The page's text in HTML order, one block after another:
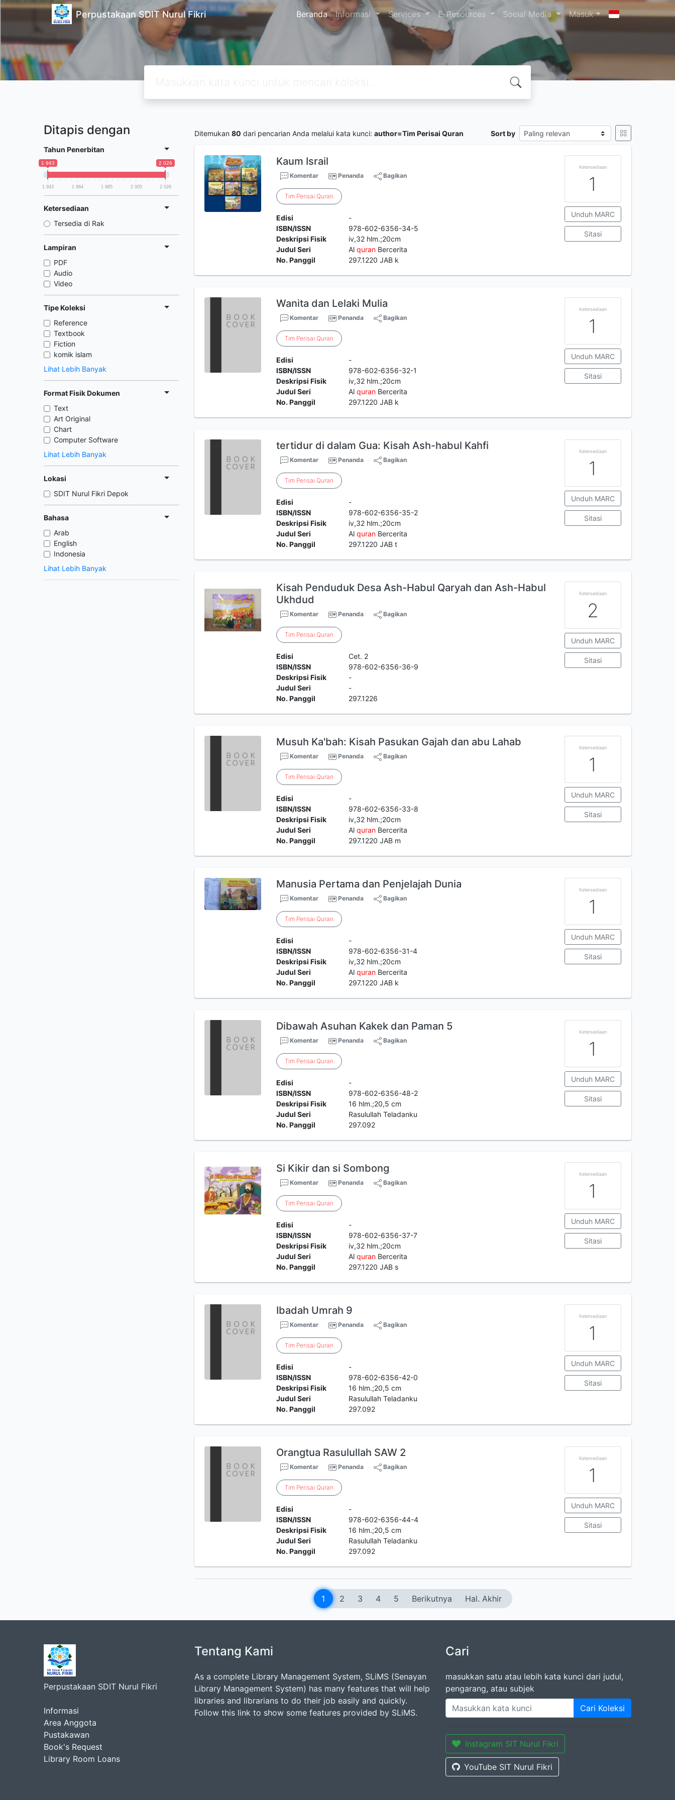
Perpustakaan SDIT Nurul Fikri Beranda Informasi Services E-Resources Social Media Masuk
Ditapis dengan
Tahun Penerbitan
1 943 2 026
1 943 1 964 1 985 2 005 2 026
Ketersediaan
Tersedia di Rak
Lampiran
PDF
Audio
Video
Tipe Koleksi
Reference
Textbook
Fiction
komik islam
Lihat Lebih Banyak
Format Fisik Dokumen
Text
Art Original
Chart
Computer Software
Lihat Lebih Banyak
Lokasi
SDIT Nurul Fikri Depok
Bahasa
Arab
English
Indonesia
Lihat Lebih Banyak
Ditemukan 80 dari pencarian Anda melalui kata kunci: author=Tim Perisai Quran Sort by
Kaum Israil
Komentar Penanda Bagikan
Tim Perisai Quran
Edisi
-
ISBN/ISSN
978-602-6356-34-5
Deskripsi Fisik
iv,32 hlm.;20cm
Judul Seri
Al quranBercerita
No. Panggil
297.1220 JAB k
Ketersediaan
1
Unduh MARC
Sitasi
Wanita dan Lelaki Mulia
Komentar Penanda Bagikan
Tim Perisai Quran
Edisi
-
ISBN/ISSN
978-602-6356-32-1
Deskripsi Fisik
iv,32 hlm.;20cm
Judul Seri
Al quranBercerita
No. Panggil
297.1220 JAB k
Ketersediaan
1
Unduh MARC
Sitasi
tertidur di dalam Gua: Kisah Ash-habul Kahfi
Komentar Penanda Bagikan
Tim Perisai Quran
Edisi
-
ISBN/ISSN
978-602-6356-35-2
Deskripsi Fisik
iv,32 hlm.;20cm
Judul Seri
Al quranBercerita
No. Panggil
297.1220 JAB t
Ketersediaan
1
Unduh MARC
Sitasi
Kisah Penduduk Desa Ash-Habul Qaryah dan Ash-Habul
Ukhdud
Komentar Penanda Bagikan
Tim Perisai Quran
Edisi
Cet. 2
ISBN/ISSN
978-602-6356-36-9
Deskripsi Fisik
-
Judul Seri
-
No. Panggil
297.1226
Ketersediaan
2
Unduh MARC
Sitasi
Musuh Ka'bah: Kisah Pasukan Gajah dan abu Lahab
Komentar Penanda Bagikan
Tim Perisai Quran
Edisi
-
ISBN/ISSN
978-602-6356-33-8
Deskripsi Fisik
iv,32 hlm.;20cm
Judul Seri
Al quranBercerita
No. Panggil
297.1220 JAB m
Ketersediaan
1
Unduh MARC
Sitasi
Manusia Pertama dan Penjelajah Dunia
Komentar Penanda Bagikan
Tim Perisai Quran
Edisi
-
ISBN/ISSN
978-602-6356-31-4
Deskripsi Fisik
iv,32 hlm.;20cm
Judul Seri
Al quranBercerita
No. Panggil
297.1220 JAB k
Ketersediaan
1
Unduh MARC
Sitasi
Dibawah Asuhan Kakek dan Paman 5
Komentar Penanda Bagikan
Tim Perisai Quran
Edisi
-
ISBN/ISSN
978-602-6356-48-2
Deskripsi Fisik
16 hlm.;20,5 cm
Judul Seri
Rasulullah Teladanku
No. Panggil
297.092
Ketersediaan
1
Unduh MARC
Sitasi
Si Kikir dan si Sombong
Komentar Penanda Bagikan
Tim Perisai Quran
Edisi
-
ISBN/ISSN
978-602-6356-37-7
Deskripsi Fisik
iv,32 hlm.;20cm
Judul Seri
Al quranBercerita
No. Panggil
297.1220 JAB s
Ketersediaan
1
Unduh MARC
Sitasi
Ibadah Umrah 9
Komentar Penanda Bagikan
Tim Perisai Quran
Edisi
-
ISBN/ISSN
978-602-6356-42-0
Deskripsi Fisik
16 hlm.;20,5 cm
Judul Seri
Rasulullah Teladanku
No. Panggil
297.092
Ketersediaan
1
Unduh MARC
Sitasi
Orangtua Rasulullah SAW 2
Komentar Penanda Bagikan
Tim Perisai Quran
Edisi
-
ISBN/ISSN
978-602-6356-44-4
Deskripsi Fisik
16 hlm.;20,5 cm
Judul Seri
Rasulullah Teladanku
No. Panggil
297.092
Ketersediaan
1
Unduh MARC
Sitasi
1 2 3 4 5 Berikutnya Hal. Akhir
Perpustakaan SDIT Nurul Fikri
Informasi
Area Anggota
Pustakawan
Book's Request
Library Room Loans
Tentang Kami
As a complete Library Management System, SLiMS (Senayan
Library Management System) has many features that will help
libraries and librarians to do their job easily and quickly.
Follow this link to show some features provided by SLiMS.
Cari
masukkan satu atau lebih kata kunci dari judul,
pengarang, atau subjek
Cari Koleksi
Instagram SIT Nurul Fikri
YouTube SIT Nurul Fikri